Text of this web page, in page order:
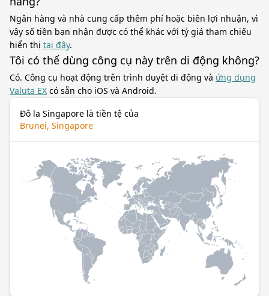
Ngân hàng và nhà cung cấp thêm phí hoặc biên lợi nhuận, vì
vậy số tiền bạn nhận được có thể khác với tỷ giá tham chiếu
hiển thị tại đây.
Tôi có thể dùng công cụ này trên di động không?
Có. Công cụ hoạt động trên trình duyệt di động và ứng dụng
Valuta EX có sẵn cho iOS và Android.
Đô la Singapore là tiền tệ của
Brunei, Singapore